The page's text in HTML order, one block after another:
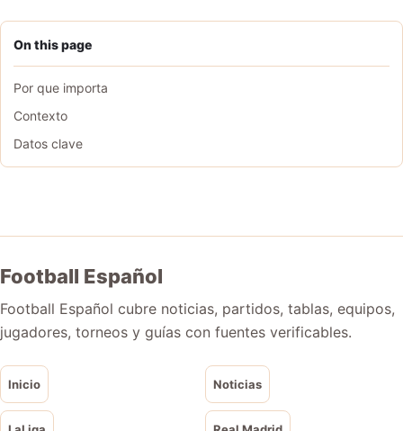
On this page
Por que importa
Contexto
Datos clave
Football Español
Football Español cubre noticias, partidos, tablas, equipos,
jugadores, torneos y guías con fuentes verificables.
Inicio Noticias